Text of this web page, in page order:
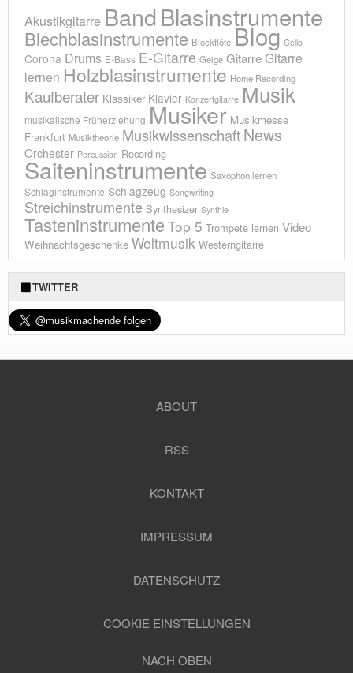
Akustikgitarre BandBlasinstrumente
Blechblasinstrumente Blockflöte Blog Cello
Corona Drums E-Bass E-Gitarre Geige GitarreGitarre
lernen Holzblasinstrumente Home Recording
Kaufberater Klassiker Klavier Konzertgitarre Musik
musikalische Früherziehung Musiker Musikmesse
Frankfurt Musiktheorie MusikwissenschaftNews
Orchester Percussion Recording
Saiteninstrumente Saxophon lernen
Schlaginstrumente Schlagzeug Songwriting
Streichinstrumente Synthesizer Synthie
TasteninstrumenteTop 5 Trompete lernen Video
Weihnachtsgeschenke Weltmusik Westerngitarre
TWITTER
ABOUT
RSS
KONTAKT
IMPRESSUM
DATENSCHUTZ
COOKIE EINSTELLUNGEN
NACH OBEN